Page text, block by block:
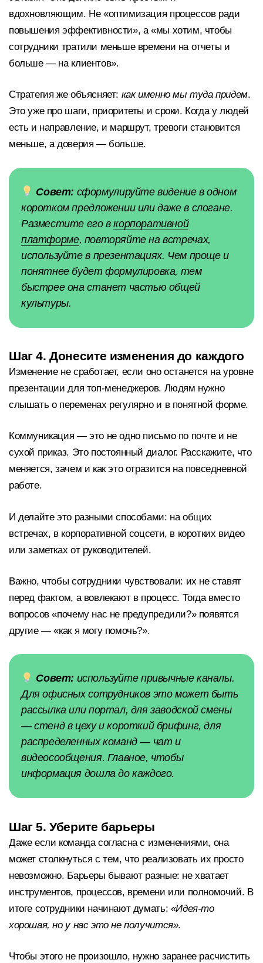
вдохновляющим. Не «оптимизация процессов ради
повышения эффективности», а «мы хотим, чтобы
сотрудники тратили меньше времени на отчеты и
больше — на клиентов».
Стратегия же объясняет: как именно мы туда придем.
Это уже про шаги, приоритеты и сроки. Когда у людей
есть и направление, и маршрут, тревоги становится
меньше, а доверия — больше.
Совет: сформулируйте видение в одном
коротком предложении или даже в слогане.
Разместите его вкорпоративной
платформе, повторяйте на встречах,
используйте в презентациях. Чем проще и
понятнее будет формулировка, тем
быстрее она станет частью общей
культуры.
Шаг 4. Донесите изменения до каждого
Изменение не сработает, если оно останется на уровне
презентации для топ-менеджеров. Людям нужно
слышать о переменах регулярно и в понятной форме.
Коммуникация — это не одно письмо по почте и не
сухой приказ. Это постоянный диалог. Расскажите, что
меняется, зачем и как это отразится на повседневной
работе.
И делайте это разными способами: на общих
встречах, в корпоративной соцсети, в коротких видео
или заметках от руководителей.
Важно, чтобы сотрудники чувствовали: их не ставят
перед фактом, а вовлекают в процесс. Тогда вместо
вопросов «почему нас не предупредили?» появятся
другие — «как я могу помочь?».
Совет: используйте привычные каналы.
Для офисных сотрудников это может быть
рассылка или портал, для заводской смены
— стенд в цеху и короткий брифинг, для
распределенных команд — чат и
видеосообщения. Главное, чтобы
информация дошла до каждого.
Шаг 5. Уберите барьеры
Даже если команда согласна с изменениями, она
может столкнуться с тем, что реализовать их просто
невозможно. Барьеры бывают разные: не хватает
инструментов, процессов, времени или полномочий. В
итоге сотрудники начинают думать: «Идея-то
хорошая, но у нас это не получится».
Чтобы этого не произошло, нужно заранее расчистить